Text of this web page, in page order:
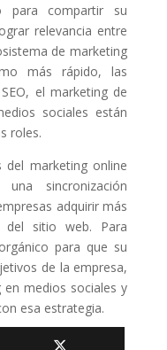
para compartir su
relevancia entre
de marketing
más rápido, las
el marketing de
sociales están
roles.
del marketing online
sincronización
adquirir más
sitio web. Para
para que su
de la empresa,
medios sociales y
esa estrategia.